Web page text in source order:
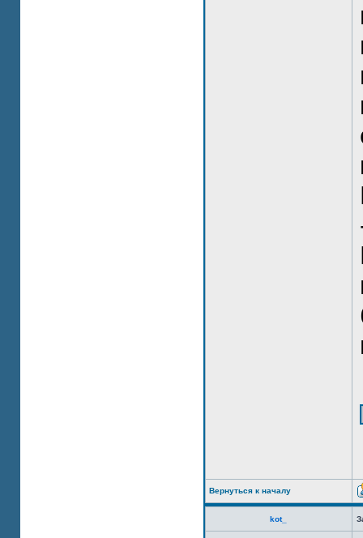
Вернуться к началу
kot_